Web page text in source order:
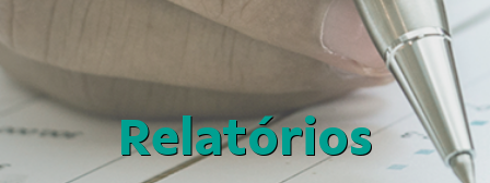
Relatórios